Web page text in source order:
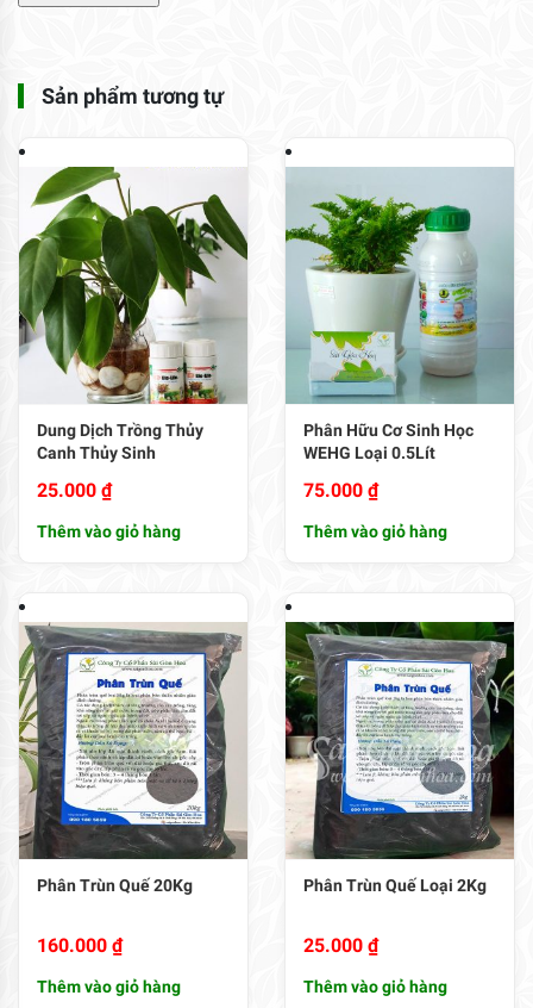
Sản phẩm tương tự
Dung Dịch Trồng Thủy
Canh Thủy Sinh
25.000 ₫
Thêm vào giỏ hàng
Phân Hữu Cơ Sinh Học
WEHG Loại 0.5Lít
75.000 ₫
Thêm vào giỏ hàng
Phân Trùn Quế 20Kg
160.000 ₫
Thêm vào giỏ hàng
Phân Trùn Quế Loại 2Kg
25.000 ₫
Thêm vào giỏ hàng